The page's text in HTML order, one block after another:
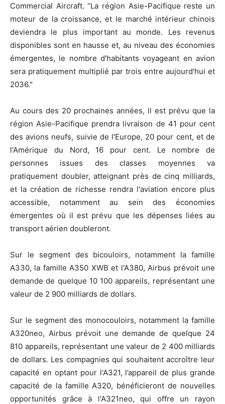
Commercial Aircraft. “La région Asie-Pacifique reste un
moteur de la croissance, et le marché intérieur chinois
deviendra le plus important au monde. Les revenus
disponibles sont en hausse et, au niveau des économies
émergentes, le nombre d'habitants voyageant en avion
sera pratiquement multiplié par trois entre aujourd'hui et
2036."
Au cours des 20 prochaines années, il est prévu que la
région Asie-Pacifique prendra livraison de 41 pour cent
des avions neufs, suivie de l'Europe, 20 pour cent, et de
l'Amérique du Nord, 16 pour cent. Le nombre de
personnes issues des classes moyennes va
pratiquement doubler, atteignant près de cinq milliards,
et la création de richesse rendra l'aviation encore plus
accessible, notamment au sein des économies
émergentes où il est prévu que les dépenses liées au
transport aérien doubleront.
Sur le segment des bicouloirs, notamment la famille
A330, la famille A350 XWB et l'A380, Airbus prévoit une
demande de quelque 10 100 appareils, représentant une
valeur de 2 900 milliards de dollars.
Sur le segment des monocouloirs, notamment la famille
A320neo, Airbus prévoit une demande de quelque 24
810 appareils, représentant une valeur de 2 400 milliards
de dollars. Les compagnies qui souhaitent accroître leur
capacité en optant pour l'A321, l’appareil de plus grande
capacité de la famille A320, bénéficieront de nouvelles
opportunités grâce à l'A321neo, qui offre un rayon